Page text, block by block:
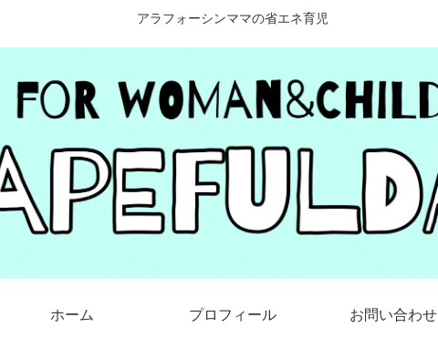
アラフォーシンママの省エネ育児
ホーム プロフィール お問い合わせ